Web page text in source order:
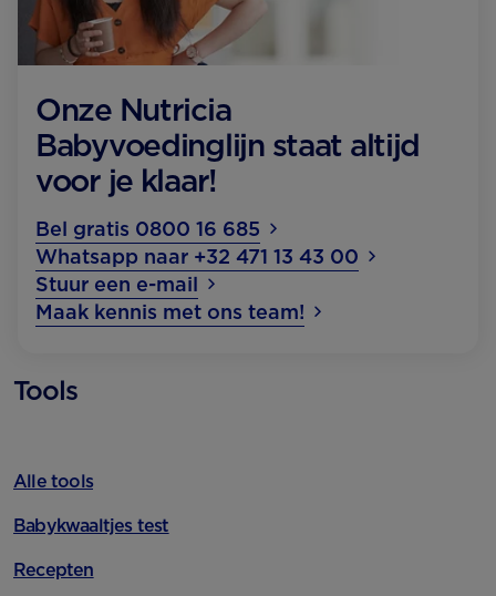
Onze Nutricia
Babyvoedinglijn staat altijd
voor je klaar!
Bel gratis 0800 16 685
Whatsapp naar +32 471 13 43 00
Stuur een e-mail
Maak kennis met ons team!
Tools
Alle tools
Babykwaaltjes test
Recepten